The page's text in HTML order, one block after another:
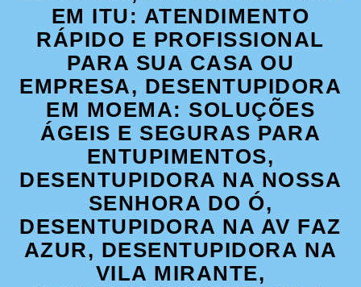
EM ITU: ATENDIMENTO
RÁPIDO E PROFISSIONAL
PARA SUA CASA OU
EMPRESA, DESENTUPIDORA
EM MOEMA: SOLUÇÕES
ÁGEIS E SEGURAS PARA
ENTUPIMENTOS,
DESENTUPIDORA NA NOSSA
SENHORA DO Ó,
DESENTUPIDORA NA AV FAZ
AZUR, DESENTUPIDORA NA
VILA MIRANTE,